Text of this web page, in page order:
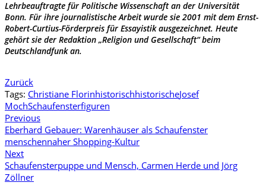
Lehrbeauftragte für Politische Wissenschaft an der Universität
Bonn. Für ihre journalistische Arbeit wurde sie 2001 mit dem Ernst-
Robert-Curtius-Förderpreis für Essayistik ausgezeichnet. Heute
gehört sie der Redaktion „Religion und Gesellschaft“ beim
Deutschlandfunk an.
Zurück
Tags: Christiane FlorinhistorischhistorischeJosef
MochSchaufensterfiguren
Previous
Eberhard Gebauer: Warenhäuser als Schaufenster
menschennaher Shopping-Kultur
Next
Schaufensterpuppe und Mensch, Carmen Herde und Jörg
Zöllner